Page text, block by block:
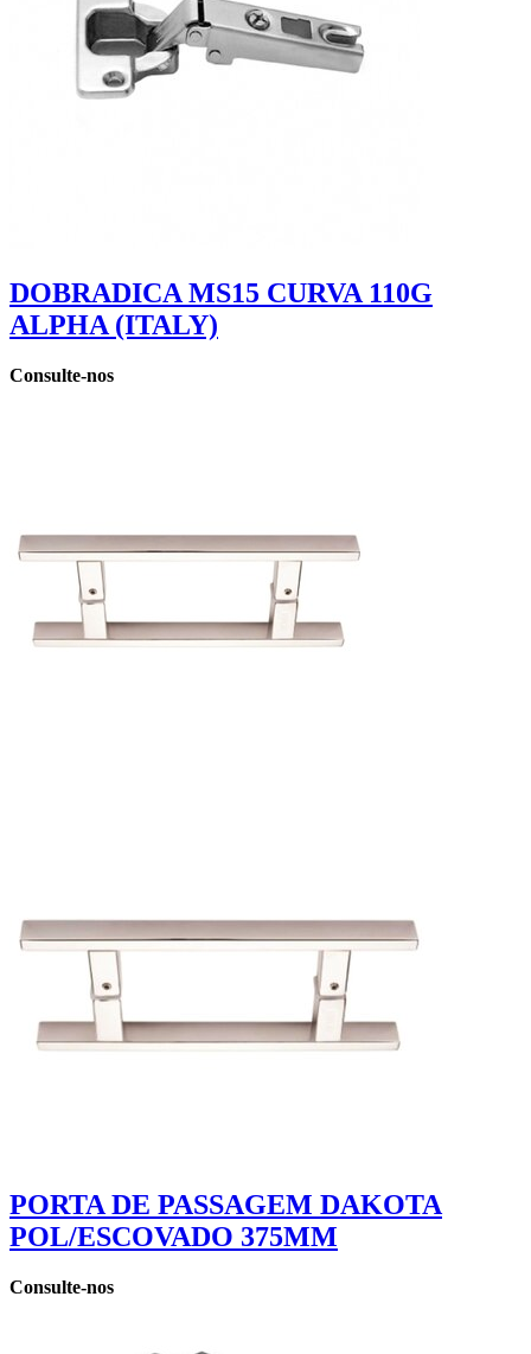
DOBRADICA MS15 CURVA 110G
ALPHA (ITALY)
Consulte-nos
PORTA DE PASSAGEM DAKOTA
POL/ESCOVADO 375MM
Consulte-nos